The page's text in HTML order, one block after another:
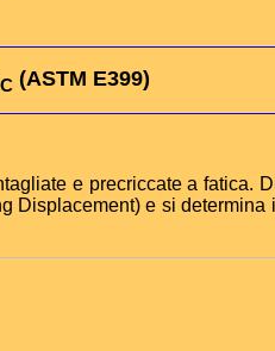
(ASTM E399)
e precriccate a fatica.
Displacement) e si